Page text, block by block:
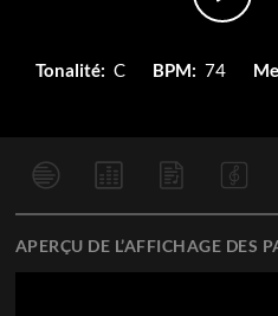
Tonalité: C BPM: 74
APERÇU DE L’AFFICHAGE DES